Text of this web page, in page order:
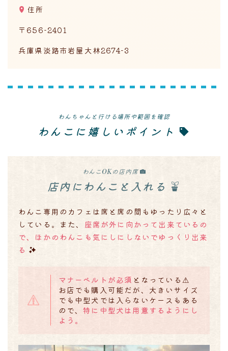
住所
〒656-2401
兵庫県淡路市岩屋大林2674−3
わんちゃんと行ける場所や範囲を確認
わんこに嬉しいポイント
わんこOKの店内席
店内にわんこと入れる
わんこ専用のカフェは席と席の間もゆったり広々と
している。また、 座席が外に向かって出来ているの
で、ほかのわんこも気にしにしないでゆっくり出来
る
マナーベルトが必須 となっている⚠
お店でも購入可能だが、大きいサイズ
でも中型犬では入らないケースもある
ので、特に中型犬は用意するようにし
よう。